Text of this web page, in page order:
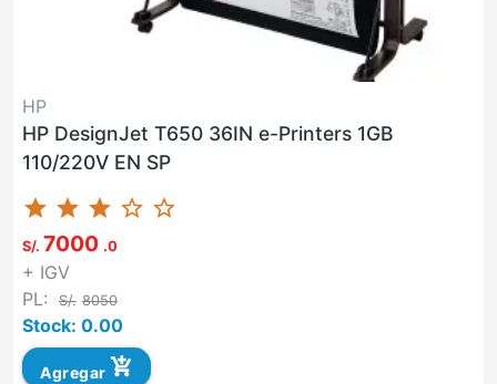
HP
HP DesignJet T650 36IN e-Printers 1GB
110/220V EN SP
star star star star_border star_border
S/. 7000 .0
+ IGV
PL:
S/. 8050
Stock: 0.00
Agregar add_shopping_cart